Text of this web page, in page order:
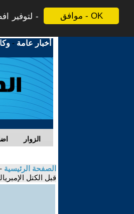
موافق - OK
لتوفير
أخبار عامة -
الزوار
الصفحة الرئيسية -
قبل الكتل